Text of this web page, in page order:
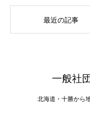
最近の記事
一般社
北海道・十勝から